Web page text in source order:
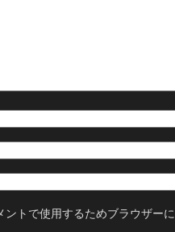
ントで使用するためブラウザー